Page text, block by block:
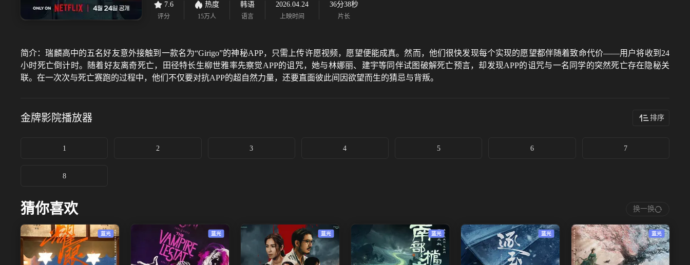
7.6
评分
热度
15万人
韩语
语言
2026.04.24
上映时间
36分38秒
片长
简介：瑞麟高中的五名好友意外接触到一款名为“Girigo”的神秘APP，只需上传许愿视频，愿望便能成真。然而，他们很快发现每个实现的愿望都伴随着致命代价——用户将收到24
小时死亡倒计时。随着好友离奇死亡，田径特长生柳世雅率先察觉APP的诅咒，她与林娜丽、建宇等同伴试图破解死亡预言，却发现APP的诅咒与一名同学的突然死亡存在隐秘关
联。在一次次与死亡赛跑的过程中，他们不仅要对抗APP的超自然力量，还要直面彼此间因欲望而生的猜忌与背叛。
金牌影院播放器 排序
1 2 3 4 5 6 7
8
猜你喜欢 换一换
蓝光 蓝光 蓝光 蓝光 蓝光 蓝光